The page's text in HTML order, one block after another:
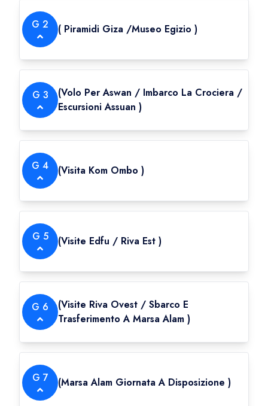
G 2 ( Piramidi Giza /Museo Egizio )
G 3 (Volo Per Aswan / Imbarco La Crociera /
Escursioni Assuan )
G 4 ( Visita Kom Ombo )
G 5 (Visite Edfu / Riva Est )
G 6 (Visite Riva Ovest / Sbarco E
Trasferimento A Marsa Alam )
G 7 (Marsa Alam Giornata A Disposizione )